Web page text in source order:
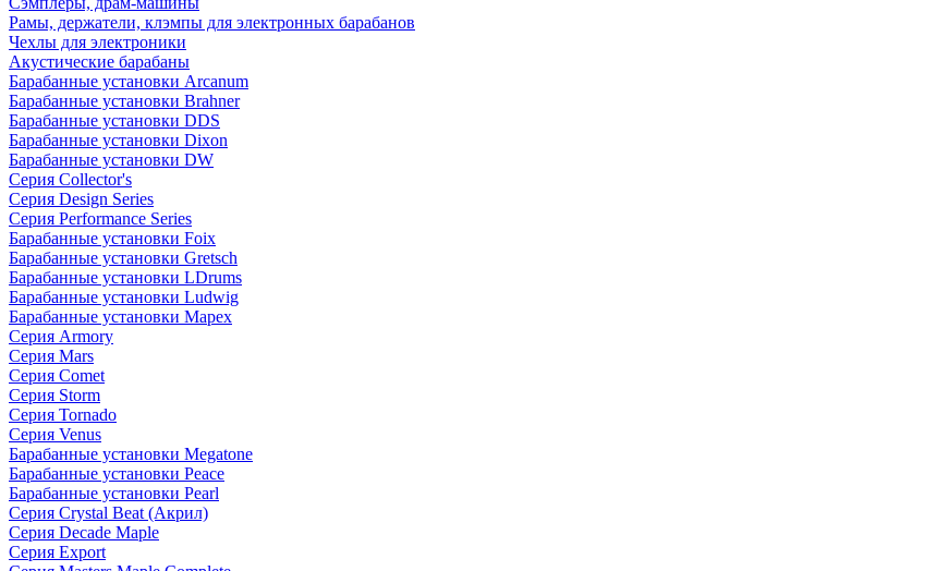
Рамы, держатели, клэмпы для электронных барабанов
Чехлы для электроники
Акустические барабаны
Барабанные установки Arcanum
Барабанные установки Brahner
Барабанные установки DDS
Барабанные установки Dixon
Барабанные установки DW
Серия Collector's
Серия Design Series
Серия Performance Series
Барабанные установки Foix
Барабанные установки Gretsch
Барабанные установки LDrums
Барабанные установки Ludwig
Барабанные установки Mapex
Серия Armory
Серия Mars
Серия Comet
Серия Storm
Серия Tornado
Серия Venus
Барабанные установки Megatone
Барабанные установки Peace
Барабанные установки Pearl
Серия Crystal Beat (Акрил)
Серия Decade Maple
Серия Export